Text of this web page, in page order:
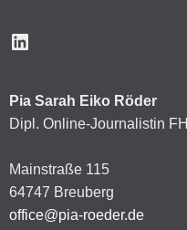
LinkedIn
Pia Sarah Eiko Röder
Dipl. Online-Journalistin FH
Mainstraße 115
64747 Breuberg
office@pia-roeder.de